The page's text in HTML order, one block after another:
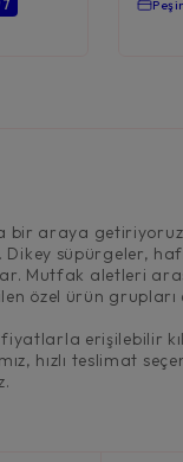
bir araya
süpürgeler,
Mutfak aletleri
özel ürün grupları
erişilebilir
hızlı teslimat